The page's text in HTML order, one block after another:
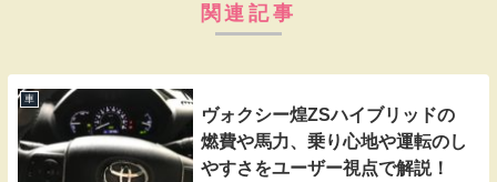
関連記事
車
ヴォクシー煌ZSハイブリッドの
燃費や馬力、乗り心地や運転のし
やすさをユーザー視点で解説！